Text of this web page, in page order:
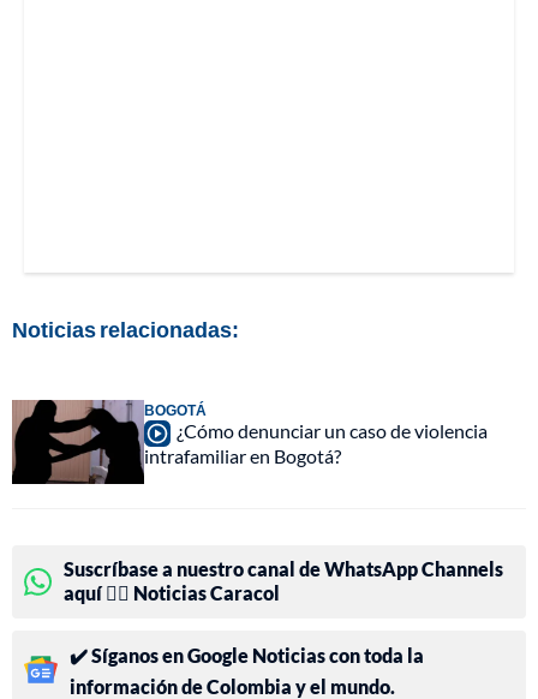
Noticias relacionadas:
BOGOTÁ
¿Cómo denunciar un caso de violencia
intrafamiliar en Bogotá?
Suscríbase a nuestro canal de WhatsApp Channels
aquí 👉🏻 Noticias Caracol
✔️ Síganos en Google Noticias con toda la
información de Colombia y el mundo.